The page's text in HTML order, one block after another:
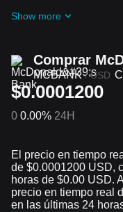
Show more
Comprar
MCBANK /USD
$0.0001200
0 0.00% 24H
El precio en tiempo
de $0.0001200 USD,
horas de $0.00 USD.
precio en tiempo real
en las últimas 24